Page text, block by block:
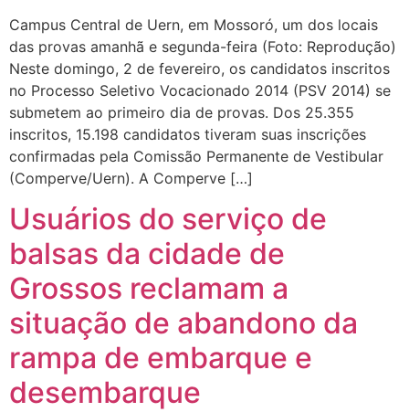
Campus Central de Uern, em Mossoró, um dos locais
das provas amanhã e segunda-feira (Foto: Reprodução)
Neste domingo, 2 de fevereiro, os candidatos inscritos
no Processo Seletivo Vocacionado 2014 (PSV 2014) se
submetem ao primeiro dia de provas. Dos 25.355
inscritos, 15.198 candidatos tiveram suas inscrições
confirmadas pela Comissão Permanente de Vestibular
(Comperve/Uern). A Comperve […]
Usuários do serviço de
balsas da cidade de
Grossos reclamam a
situação de abandono da
rampa de embarque e
desembarque